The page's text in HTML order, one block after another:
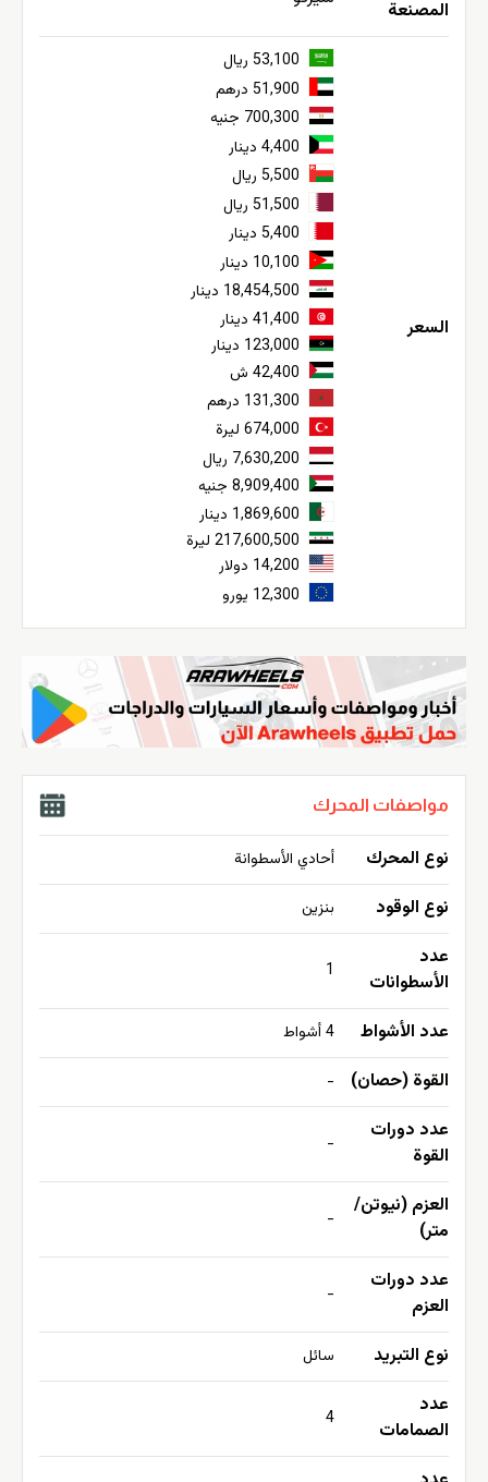
المصنعة
السعر
53,100 ريال
51,900 درهم
700,300 جنيه
4,400 دينار
5,500 ريال
51,500 ريال
5,400 دينار
10,100 دينار
18,454,500 دينار
41,400 دينار
123,000 دينار
42,400 ش
131,300 درهم
674,000 ليرة
7,630,200 ريال
8,909,400 جنيه
1,869,600 دينار
217,600,500 ليرة
14,200 دولار
12,300 يورو
مواصفات المحرك
نوع المحرك أحادي الأسطوانة
نوع الوقود بنزين
عدد
الأسطوانات
1
عدد الأشواط 4 أشواط
القوة (حصان) -
عدد دورات
القوة
-
العزم (نيوتن/
متر)
-
عدد دورات
العزم
-
نوع التبريد سائل
عدد
الصمامات
4